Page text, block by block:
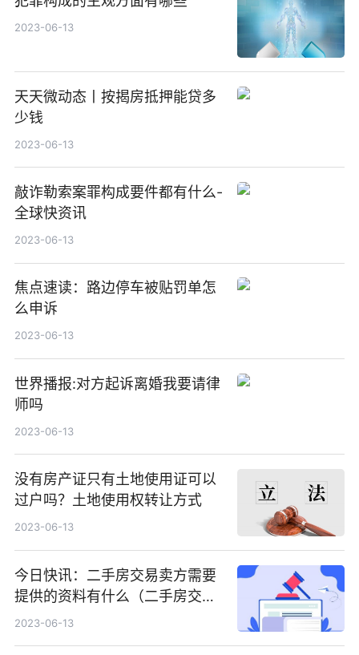
2023-06-13
天天微动态丨按揭房抵押能贷多
少钱
2023-06-13
敲诈勒索案罪构成要件都有什么-
全球快资讯
2023-06-13
焦点速读：路边停车被贴罚单怎
么申诉
2023-06-13
世界播报:对方起诉离婚我要请律
师吗
2023-06-13
没有房产证只有土地使用证可以
过户吗？土地使用权转让方式
2023-06-13
今日快讯：二手房交易卖方需要
提供的资料有什么（二手房交易
的过程包括什么）
2023-06-13